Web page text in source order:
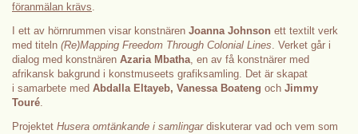
föranmälan krävs.
I ett av hörnrummen visar konstnären Joanna Johnson ett textilt verk
med titeln (Re)Mapping Freedom Through Colonial Lines. Verket går i
dialog med konstnären Azaria Mbatha, en av få konstnärer med
afrikansk bakgrund i konstmuseets grafiksamling. Det är skapat
i samarbete med Abdalla Eltayeb, Vanessa Boateng och Jimmy
Touré.
Projektet Husera omtänkande i samlingardiskuterar vad och vem som